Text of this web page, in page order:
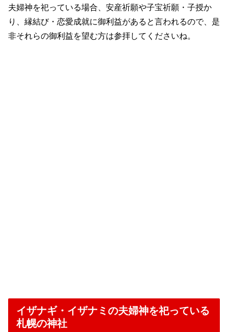
夫婦神を祀っている場合、安産祈願や子宝祈願・子授か
り、縁結び・恋愛成就に御利益があると言われるので、是
非それらの御利益を望む方は参拝してくださいね。
イザナギ・イザナミの夫婦神を祀っている
札幌の神社